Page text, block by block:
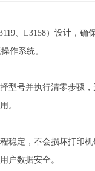
、L3158）设计，确
作系统。
型号并执行清零步骤
。
稳定，不会损坏打印
户数据安全。